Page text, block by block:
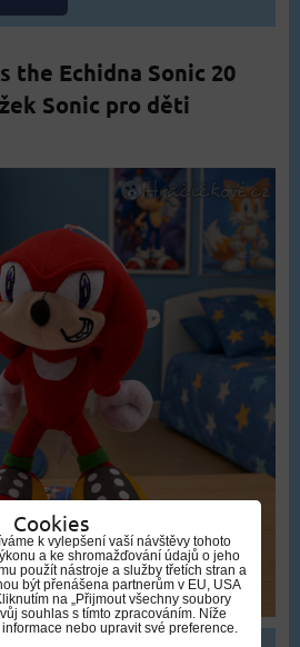
the Echidna Sonic 20
Sonic pro děti
Cookies
k vylepšení vaší návštěvy tohoto
a ke shromažďování údajů o jeho
použít nástroje a služby třetích stran a
být přenášena partnerům v EU, USA
na „Přijmout všechny soubory
souhlas s tímto zpracováním. Níže
nebo upravit své preference.